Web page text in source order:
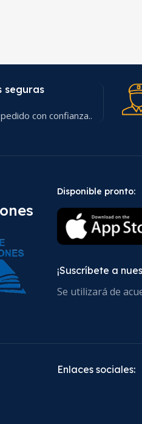
seguras
con confianza..
Disponible pronto:
¡Suscríbete a
Se utilizará de
Enlaces sociales: